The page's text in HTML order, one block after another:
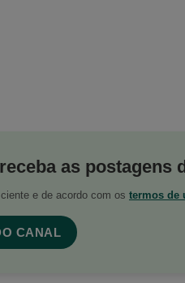
as postagens
e de acordo com os termos de
CANAL